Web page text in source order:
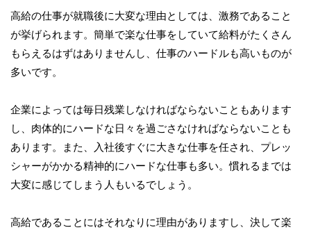
高給の仕事が就職後に大変な理由としては、激務であること
が挙げられます。簡単で楽な仕事をしていて給料がたくさん
もらえるはずはありませんし、仕事のハードルも高いものが
多いです。
企業によっては毎日残業しなければならないこともあります
し、肉体的にハードな日々を過ごさなければならないことも
あります。また、入社後すぐに大きな仕事を任され、プレッ
シャーがかかる精神的にハードな仕事も多い。慣れるまでは
大変に感じてしまう人もいるでしょう。
高給であることにはそれなりに理由がありますし、決して楽